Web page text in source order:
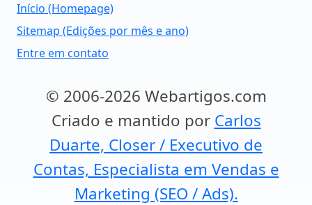
Início (Homepage)
Sitemap (Edições por mês e ano)
Entre em contato
© 2006-2026 Webartigos.com
Criado e mantido por Carlos
Duarte, Closer / Executivo de
Contas, Especialista em Vendas e
Marketing (SEO / Ads).